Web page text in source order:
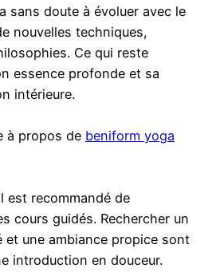
sans doute à évoluer avec le
nouvelles techniques,
Ce qui reste
essence profonde et sa
intérieure.
à propos de beniform yoga
est recommandé de
cours guidés. Rechercher un
et une ambiance propice sont
introduction en douceur.